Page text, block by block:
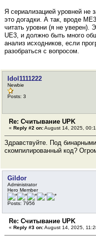
Я сериализацией уровней не
это догадки. А так, вроде
читать уровни (я не уверен).
UE3, и должно быть много
анализ исходников, если
разобраться с вопросом.
Idol1111222
Newbie
Posts: 3
Re: Считывание UPK
« Reply #2 on:August 14, 2025,
Здравствуйте. Под
скомпилированный код?
Gildor
Administrator
Hero Member
Posts: 7956
Re: Считывание UPK
« Reply #3 on:August 14, 2025,